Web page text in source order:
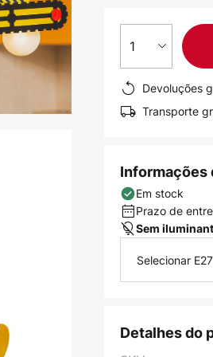
1
Devoluções
Transporte
Informações
Em stock
Prazo de
Sem
Selecionar
Detalhes do